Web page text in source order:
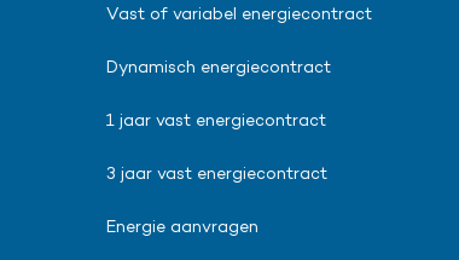
Vast of variabel energiecontract
Dynamisch energiecontract
1 jaar vast energiecontract
3 jaar vast energiecontract
Energie aanvragen